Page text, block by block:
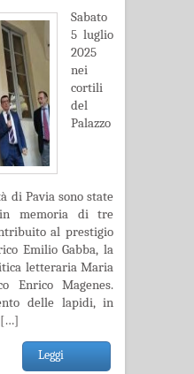
Sabato
5 luglio
2025
nei
cortili
del
Palazzo
di Pavia sono state
memoria di tre
al prestigio
Emilio Gabba, la
letteraria Maria
Enrico Magenes.
delle lapidi, in
[…]
Leggi